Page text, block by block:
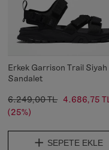
Erkek Garrison Trail Siyah
Sandalet
6.249,00 TL 4.686,75 TL
(25%)
SEPETE EKLE